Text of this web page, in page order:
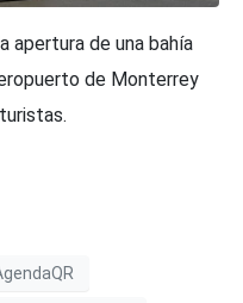
apertura de una bahía
de Monterrey